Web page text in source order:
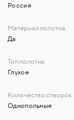
Россия
Да
Глухое
Однопольные